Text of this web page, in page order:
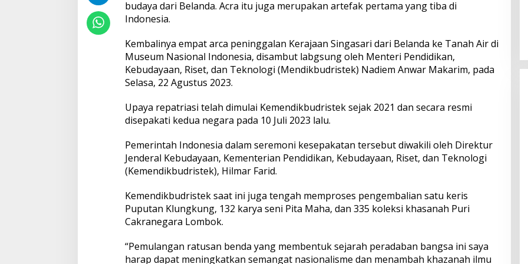
a
i
D
i
r
a
t
i
a
s
i
e
I
n
n
e
budaya dari Belanda. Acra itu juga merupakan artefak pertama yang tiba di
Indonesia.
Kembalinya empat arca peninggalan Kerajaan Singasari dari Belanda ke Tanah Air di
Museum Nasional Indonesia, disambut labgsung oleh Menteri Pendidikan,
Kebudayaan, Riset, dan Teknologi (Mendikbudristek) Nadiem Anwar Makarim, pada
Selasa, 22 Agustus 2023.
Upaya repatriasi telah dimulai Kemendikbudristek sejak 2021 dan secara resmi
disepakati kedua negara pada 10 Juli 2023 lalu.
Pemerintah Indonesia dalam seremoni kesepakatan tersebut diwakili oleh Direktur
Jenderal Kebudayaan, Kementerian Pendidikan, Kebudayaan, Riset, dan Teknologi
(Kemendikbudristek), Hilmar Farid.
Kemendikbudristek saat ini juga tengah memproses pengembalian satu keris
Puputan Klungkung, 132 karya seni Pita Maha, dan 335 koleksi khasanah Puri
Cakranegara Lombok.
“Pemulangan ratusan benda yang membentuk sejarah peradaban bangsa ini saya
harap dapat meningkatkan semangat nasionalisme dan menambah khazanah ilmu
Perkuat Ekosistem Pariwisata
Dibuka di KEK Kura Kura